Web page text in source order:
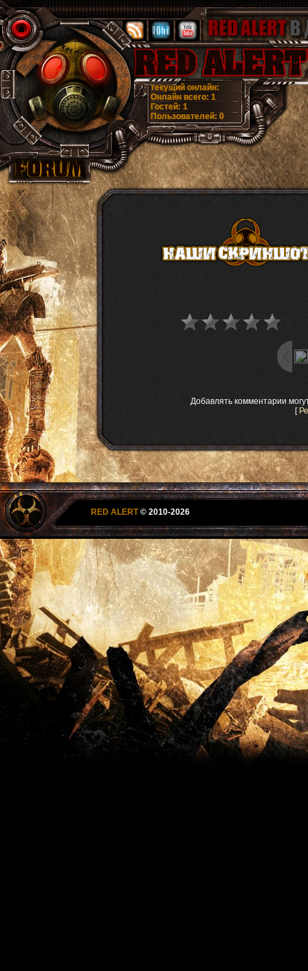
Онлайн всего: 1
Гостей: 1
Пользователей: 0
текущий онлайн:
Добавлять комментарии
[
RED ALERT © 2010-2026